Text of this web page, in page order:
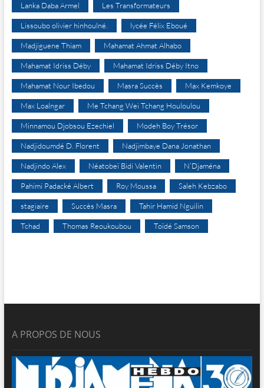
Lanka Daba Armel Les Transformateurs
Lissoubo olivier hinhoulné. lycée Félix Eboué
Madjiguene Thiam Mahamat Ahmat Alhabo
Mahamat Idriss Déby Mahamat Idriss Déby Itno
Mahamat Nour Ibedou Masra Succès Max Kemkoye
Max Loalngar Me Tchang Wei Tchang Houloulou
Minnamou Djobsou Ezechiel Modeh Boy Trésor
Nadjidoumdé D. Florent Nadjimbaye Dana Jonathan
Nadjindo Alex Néatobeï Bidi Valentin N’Djaména
Pahimi Padacké Albert Roy Moussa Saleh Kebzabo
stagiaire Succès Masra Tahir Hamid Nguilin
Tchad Thomas Reoukoubou Toïdé Samson
A PROPOS DE NOUS